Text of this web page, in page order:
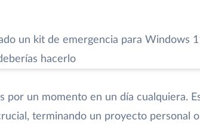
por un momento en un día cualquiera.
terminando un proyecto personal